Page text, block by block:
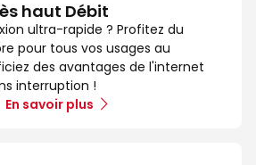
haut Débit
ultra-rapide ? Profitez du
pour tous vos usages au
des avantages de l'internet
interruption !
En savoir plus